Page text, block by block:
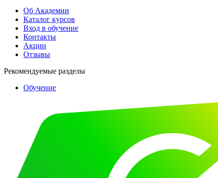
Об Академии
Каталог курсов
Вход в обучение
Контакты
Акции
Отзывы
Рекомендуемые разделы
Обучение